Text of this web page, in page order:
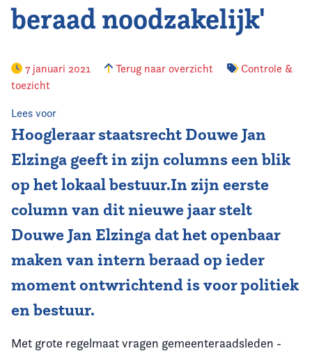
beraad noodzakelijk'
7 januari 2021 Terug naar overzicht
Controle &
toezicht
Lees voor
Hoogleraar staatsrecht Douwe Jan
Elzinga geeft in zijn columns een blik
op het lokaal bestuur.In zijn eerste
column van dit nieuwe jaar stelt
Douwe Jan Elzinga dat het openbaar
maken van intern beraad op ieder
moment ontwrichtend is voor politiek
en bestuur.
Met grote regelmaat vragen gemeenteraadsleden -